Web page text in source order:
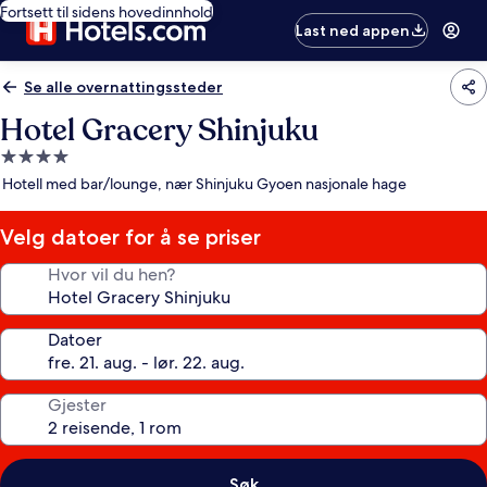
Fortsett til sidens hovedinnhold
Last ned appen
Se alle overnattingssteder
Hotel Gracery Shinjuku
Overnattingssted
med
stjerner
Hotell med bar/lounge, nær Shinjuku Gyoen nasjonale hage
Velg datoer for å se priser
Hvor vil du hen?
Datoer
Gjester